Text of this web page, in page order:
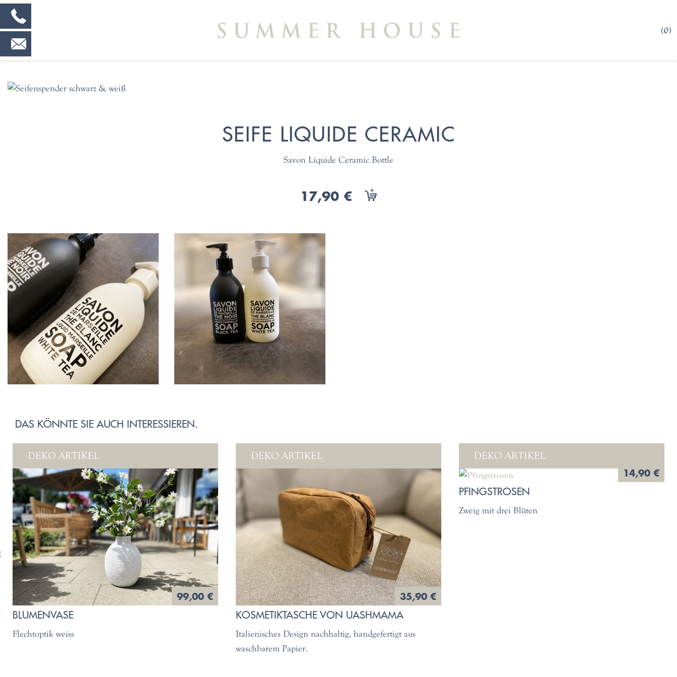
(0)
SEIFE LIQUIDE CERAMIC
Savon Liquide Ceramic Bottle
17,90 €
DAS KÖNNTE SIE AUCH INTERESSIEREN.
DEKO ARTIKEL
99,00 €
BLUMENVASE
Flechtoptik weiss
DEKO ARTIKEL
35,90 €
KOSMETIKTASCHE VON UASHMAMA
Italienisches Design nachhaltig, handgefertigt aus
waschbarem Papier.
DEKO ARTIKEL
14,90 €
PFINGSTROSEN
Zweig mit drei Blüten